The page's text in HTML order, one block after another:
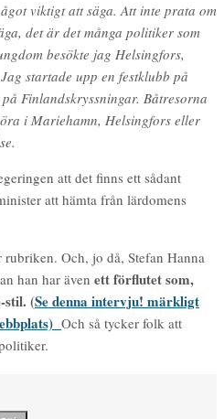
viktigt att säga. Att inte prata om
det är det många politiker som
besökte jag Helsingfors,
startade upp en festklubb på
Finlandskryssningar. Båtresorna
i Mariehamn, Helsingfors eller
att det finns ett sådant
att hämta från lärdomens
Och, jo då, Stefan Hanna
han har även ett förflutet som,
stil. (Se denna intervju! märkligt
Och så tycker folk att